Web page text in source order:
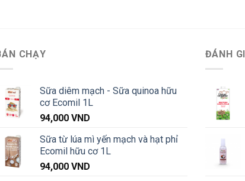
CHẠY
Sữa diêm mạch - Sữa quinoa hữu
cơ Ecomil 1L
94,000VND
Sữa từ lúa mì yến mạch và hạt phỉ
Ecomil hữu cơ 1L
94,000VND
ĐÁNH